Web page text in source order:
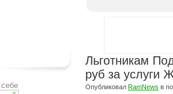
Льготникам
руб за услуги
Опубликовал RamNews в